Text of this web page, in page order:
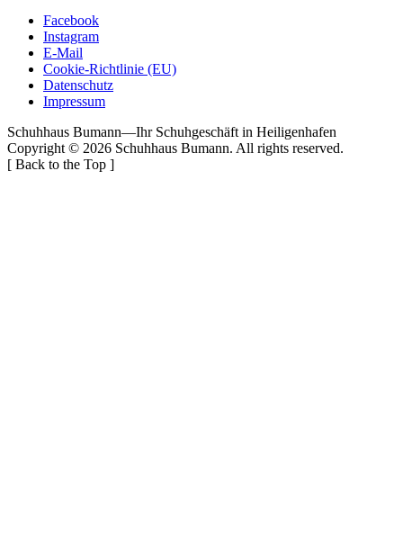
Facebook
Instagram
E-Mail
Cookie-Richtlinie (EU)
Datenschutz
Impressum
Schuhhaus Bumann—Ihr Schuhgeschäft in Heiligenhafen
Copyright © 2026 Schuhhaus Bumann. All rights reserved.
[ Back to the Top ]